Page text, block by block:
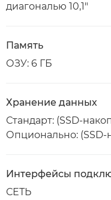
диагональю 10,1"
Память
ОЗУ: 6 ГБ
Хранение данных
Стандарт: (SSD-
Опционально: (SSD-
Интерфейсы
СЕТЬ